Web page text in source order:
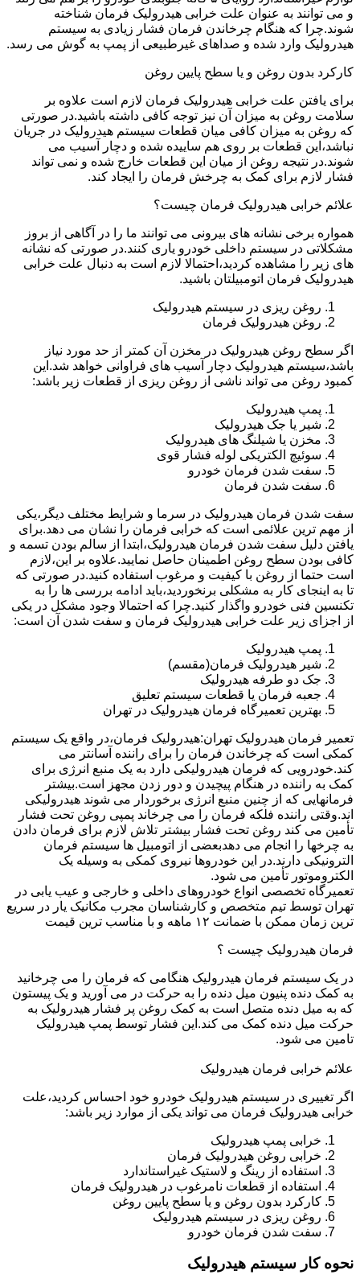
و می توانند به عنوان علت خرابی هیدرولیک فرمان شناخته
شوند.چرا که هنگام چرخاندن فرمان فشار زیادی به سیستم
هیدرولیک وارد شده و صداهای غیرطبیعی از پمپ به گوش می رسد.
کارکرد بدون روغن و یا سطح پایین روغن
برای یافتن علت خرابی هیدرولیک فرمان لازم است علاوه بر
سلامت روغن به میزان آن نیز توجه کافی داشته باشید.در صورتی
که روغن به میزان کافی میان قطعات سیستم هیدرولیک در جریان
نباشد،این قطعات بر روی هم ساییده شده و دچار آسیب می
شوند.در نتیجه روغن از میان این قطعات خارج شده و نمی تواند
فشار لازم برای کمک به چرخش فرمان را ایجاد کند.
علائم خرابی هیدرولیک فرمان چیست؟
همواره برخی نشانه های بیرونی می توانند ما را در آگاهی از بروز
مشکلاتی در سیستم داخلی خودرو یاری کنند.در صورتی که نشانه
های زیر را مشاهده کردید،احتمالا لازم است به دنبال علت خرابی
هیدرولیک فرمان اتومبیلتان باشید.
روغن ریزی در سیستم هیدرولیک
روغن هیدرولیک فرمان
اگر سطح روغن هیدرولیک در مخزن آن کمتر از حد مورد نیاز
باشد،سیستم هیدرولیک دچار آسیب های فراوانی خواهد شد.این
کمبود روغن می تواند ناشی از روغن ریزی از قطعات زیر باشد:
پمپ هیدرولیک
شیر یا جک هیدرولیک
مخزن یا شیلنگ های هیدرولیک
سوئیچ الکتریکی لوله فشار قوی
سفت شدن فرمان خودرو
سفت شدن فرمان
سفت شدن فرمان هیدرولیک در سرما و شرایط مختلف دیگر،یکی
از مهم ترین علائمی است که خرابی فرمان را نشان می دهد.برای
یافتن دلیل سفت شدن فرمان هیدرولیک،ابتدا از سالم بودن تسمه و
کافی بودن سطح روغن اطمینان حاصل نمایید.علاوه بر این،لازم
است حتما از روغن با کیفیت و مرغوب استفاده کنید.در صورتی که
تا به اینجای کار به مشکلی برنخوردید،باید ادامه بررسی ها را به
تکنسین فنی خودرو واگذار کنید.چرا که احتمالا وجود مشکل در یکی
از اجزای زیر علت خرابی هیدرولیک فرمان و سفت شدن آن است:
پمپ هیدرولیک
شیر هیدرولیک فرمان(مقسم)
جک دو طرفه هیدرولیک
جعبه فرمان یا قطعات سیستم تعلیق
بهترین تعمیرگاه فرمان هیدرولیک در تهران
تعمیر فرمان هیدرولیک تهران:هیدرولیک فرمان،در واقع یک سیستم
کمکی است که چرخاندن فرمان را برای راننده آسانتر می
کند.خودرویی که فرمان هیدرولیکی دارد به یک منبع انرژی برای
کمک به راننده در هنگام پیچیدن و دور زدن مجهز است.بیشتر
فرمانهایی که از چنین منبع انرژی برخوردار می شوند هیدرولیکی
اند.وقتی راننده فلکه فرمان را می چرخاند پمپی روغن تحت فشار
تأمین می کند روغن تحت فشار بیشتر تلاش لازم برای فرمان دادن
به چرخها را انجام می دهدبعضی از اتومبیل ها سیستم فرمان
الترونیکی دارند.در این خودروها نیروی کمکی به وسیله یک
الکتروموتور تأمین می شود.
تعمیرگاه تخصصی انواع خودروهای داخلی و خارجی و عیب یابی در
تهران توسط تیم متخصص و کارشناسان مجرب مکانیک یار در سریع
ترین زمان ممکن با ضمانت ۱۲ ماهه و با مناسب ترین قیمت
فرمان هیدرولیک چیست ؟
در یک سیستم فرمان هیدرولیک هنگامی که فرمان را می چرخانید
به کمک دنده پنیون میل دنده را به حرکت در می آورید و یک پیستون
که به میل دنده متصل است به کمک روغن پر فشار هیدرولیک به
حرکت میل دنده کمک می کند.این فشار توسط پمپ هیدرولیک
تامین می شود.
علائم خرابی فرمان هیدرولیک
اگر تغییری در سیستم هیدرولیک خودرو خود احساس کردید،علت
خرابی هیدرولیک فرمان می تواند یکی از موارد زیر باشد:
خرابی پمپ هیدرولیک
خرابی روغن هیدرولیک فرمان
استفاده از رینگ و لاستیک غیراستاندارد
استفاده از قطعات نامرغوب در هیدرولیک فرمان
کارکرد بدون روغن و یا سطح پایین روغن
روغن ریزی در سیستم هیدرولیک
سفت شدن فرمان خودرو
نحوه کار سیستم هیدرولیک